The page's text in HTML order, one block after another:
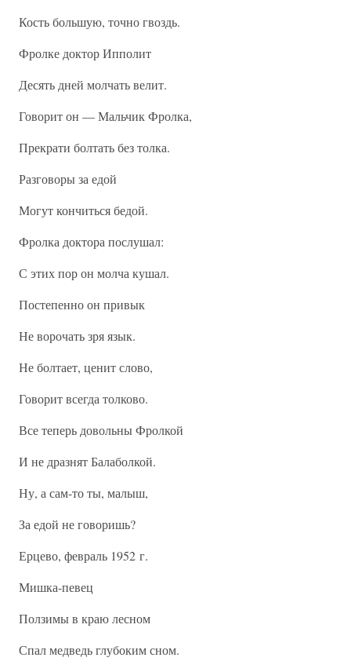
Кость большую, точно гвоздь.
Фролке доктор Ипполит
Десять дней молчать велит.
Говорит он — Мальчик Фролка,
Прекрати болтать без толка.
Разговоры за едой
Могут кончиться бедой.
Фролка доктора послушал:
С этих пор он молча кушал.
Постепенно он привык
Не ворочать зря язык.
Не болтает, ценит слово,
Говорит всегда толково.
Все теперь довольны Фролкой
И не дразнят Балаболкой.
Ну, а сам-то ты, малыш,
За едой не говоришь?
Ерцево, февраль 1952 г.
Мишка-певец
Ползимы в краю лесном
Спал медведь глубоким сном.